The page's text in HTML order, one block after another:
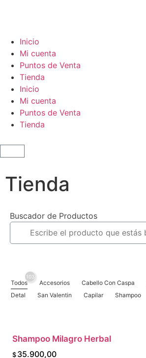
Inicio
Mi cuenta
Puntos de Venta
Tienda
Inicio
Mi cuenta
Puntos de Venta
Tienda
Tienda
Buscador de Productos
Todos
103
Accesorios Cabello Con Caspa
Detal
San Valentin Capilar Shampoo
AGREGAR AL CARRITO
Shampoo Milagro Herbal
$ 35.900,00